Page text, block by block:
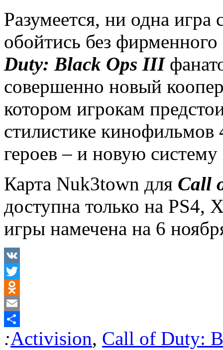
Разумеется, ни одна
обойтись без
Duty: Black Ops III
совершенно новый
котором игрокам
стилистике
героев – и новую
Карта Nuk3town для Call
доступна только на PS4,
игры намечена на 6
VK
Twitter
Odnoklassniki
Email
Отправить
:Activision, Call of Duty: